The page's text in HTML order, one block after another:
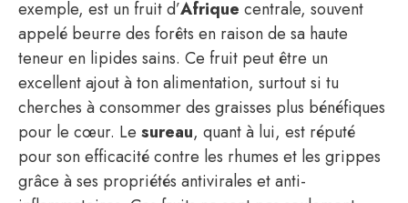
exemple, est un fruit d’Afrique centrale, souvent
appelé beurre des forêts en raison de sa haute
teneur en lipides sains. Ce fruit peut être un
excellent ajout à ton alimentation, surtout si tu
cherches à consommer des graisses plus bénéfiques
pour le cœur. Le sureau, quant à lui, est réputé
pour son efficacité contre les rhumes et les grippes
grâce à ses propriétés antivirales et anti-